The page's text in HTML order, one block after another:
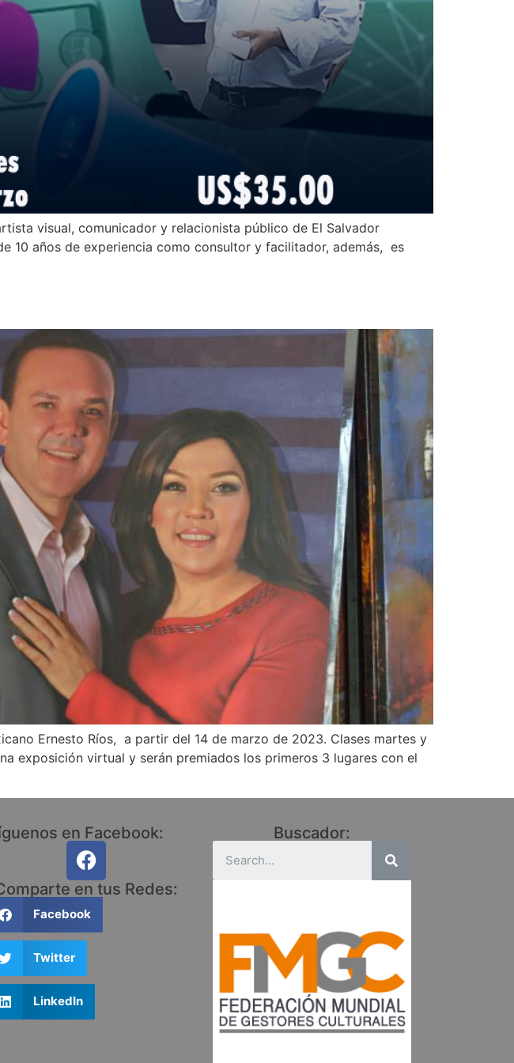
visual, comunicador y relacionista público de El Salvador
10 años de experiencia como consultor y facilitador, además, es
Ernesto Ríos, a partir del 14 de marzo de 2023. Clases martes y
exposición virtual y serán premiados los primeros 3 lugares con el
en Facebook:
en tus Redes:
Facebook
Twitter
LinkedIn
Buscador: